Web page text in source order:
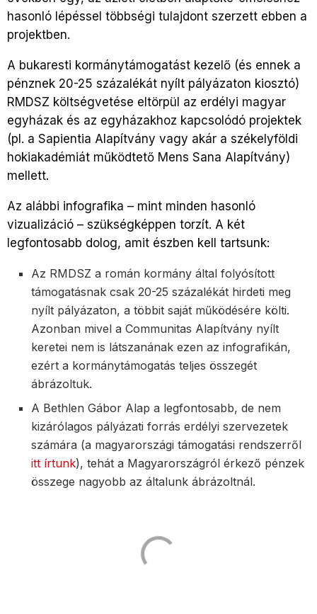
hasonló lépéssel többségi tulajdont szerzett ebben a
projektben.
A bukaresti kormánytámogatást kezelő (és ennek a
pénznek 20-25 százalékát nyílt pályázaton kiosztó)
RMDSZ költségvetése eltörpül az erdélyi magyar
egyházak és az egyházakhoz kapcsolódó projektek
(pl. a Sapientia Alapítvány vagy akár a székelyföldi
hokiakadémiát működtető Mens Sana Alapítvány)
mellett.
Az alábbi infografika – mint minden hasonló
vizualizáció – szükségképpen torzít. A két
legfontosabb dolog, amit észben kell tartsunk:
Az RMDSZ a román kormány által folyósított
támogatásnak csak 20-25 százalékát hirdeti meg
nyílt pályázaton, a többit saját működésére költi.
Azonban mivel a Communitas Alapítvány nyílt
keretei nem is látszanának ezen az infografikán,
ezért a kormánytámogatás teljes összegét
ábrázoltuk.
A Bethlen Gábor Alap a legfontosabb, de nem
kizárólagos pályázati forrás erdélyi szervezetek
számára (a magyarországi támogatási rendszerről
itt írtunk), tehát a Magyarországról érkező pénzek
összege nagyobb az általunk ábrázoltnál.